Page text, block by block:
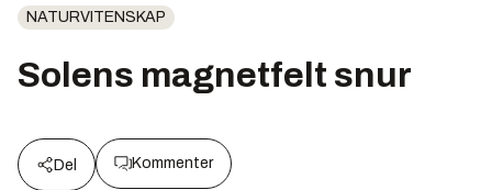
NATURVITENSKAP
Solens magnetfelt snur
Del Kommenter